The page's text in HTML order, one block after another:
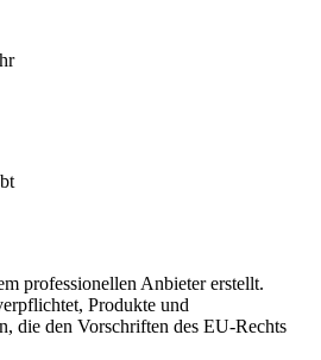
professionellen Anbieter erstellt.
Produkte und
die den Vorschriften des EU-Rechts